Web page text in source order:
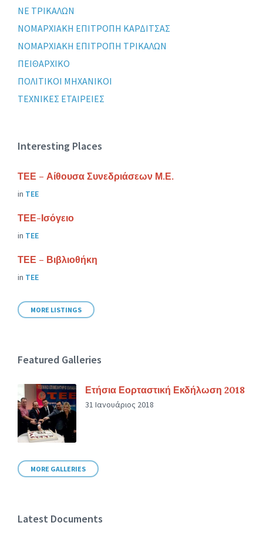
ΝΕ ΤΡΙΚΑΛΩΝ
ΝΟΜΑΡΧΙΑΚΗ ΕΠΙΤΡΟΠΗ ΚΑΡΔΙΤΣΑΣ
ΝΟΜΑΡΧΙΑΚΗ ΕΠΙΤΡΟΠΗ ΤΡΙΚΑΛΩΝ
ΠΕΙΘΑΡΧΙΚΟ
ΠΟΛΙΤΙΚΟΙ ΜΗΧΑΝΙΚΟΙ
ΤΕΧΝΙΚΕΣ ΕΤΑΙΡΕΙΕΣ
Interesting Places
ΤΕΕ – Αίθουσα Συνεδριάσεων Μ.Ε.
in ΤΕΕ
ΤΕΕ-Ισόγειο
in ΤΕΕ
ΤΕΕ – Βιβλιοθήκη
in ΤΕΕ
MORE LISTINGS
Featured Galleries
Ετήσια Εορταστική Εκδήλωση 2018
31 Ιανουάριος 2018
MORE GALLERIES
Latest Documents